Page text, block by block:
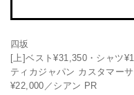
四坂
[上]ベスト¥31,350・シャツ
ティカジャパン カスタマー
¥22,000／シアン PR